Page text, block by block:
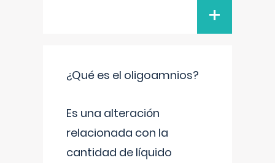
+
¿Qué es el oligoamnios?
Es una alteración
relacionada con la
cantidad de líquido